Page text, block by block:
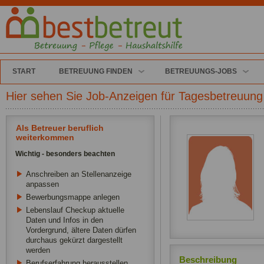
START BETREUUNG FINDEN BETREUUNGS-JOBS
Hier sehen Sie Job-Anzeigen für Tagesbetreuung
Als Betreuer beruflich
weiterkommen
Wichtig - besonders beachten
Anschreiben an Stellenanzeige
anpassen
Bewerbungsmappe anlegen
Lebenslauf Checkup aktuelle
Daten und Infos in den
Vordergrund, ältere Daten dürfen
durchaus gekürzt dargestellt
werden
Beschreibung